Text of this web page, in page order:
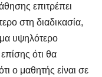
επιτρέπει
στη διαδικασία,
υψηλότερο
ότι θα
ο μαθητής είναι σε